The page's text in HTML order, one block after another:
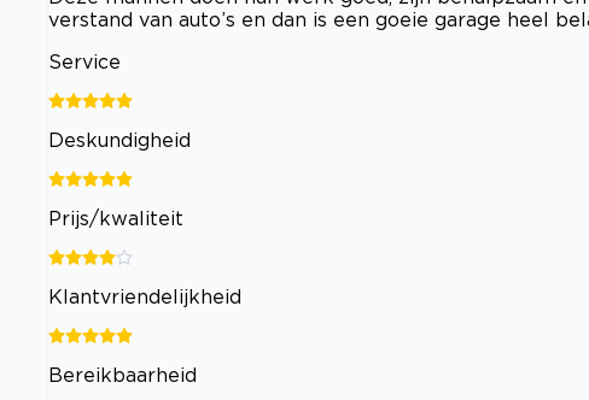
verstand van auto’s en dan is een goeie garage heel
Service
Deskundigheid
Prijs/kwaliteit
Klantvriendelijkheid
Bereikbaarheid